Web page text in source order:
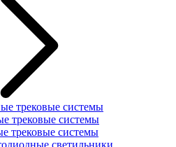
трековые системы
трековые системы
трековые системы
светильники